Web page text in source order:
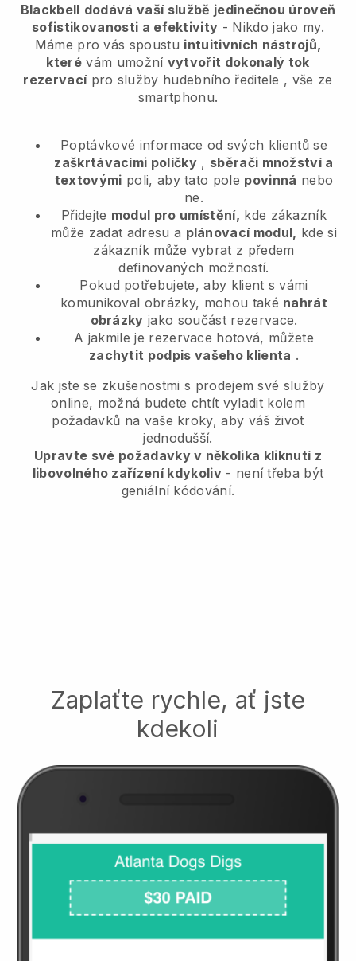
Blackbell dodává vaší službě jedinečnou úroveň
sofistikovanosti a efektivity - Nikdo jako my.
Máme pro vás spoustu intuitivních nástrojů,
které vám umožní vytvořit dokonalý tok
rezervací pro služby hudebního ředitele , vše ze
smartphonu.
Poptávkové informace od svých klientů se
zaškrtávacími políčky , sběrači množství a
textovými poli, aby tato pole povinná nebo
ne.
Přidejte modul pro umístění, kde zákazník
může zadat adresu a plánovací modul, kde si
zákazník může vybrat z předem
definovaných možností.
Pokud potřebujete, aby klient s vámi
komunikoval obrázky, mohou také nahrát
obrázky jako součást rezervace.
A jakmile je rezervace hotová, můžete
zachytit podpis vašeho klienta .
Jak jste se zkušenostmi s prodejem své služby
online, možná budete chtít vyladit kolem
požadavků na vaše kroky, aby váš život
jednodušší.
Upravte své požadavky v několika kliknutí z
libovolného zařízení kdykoliv- není třeba být
geniální kódování.
Zaplaťte rychle, ať jste
kdekoli